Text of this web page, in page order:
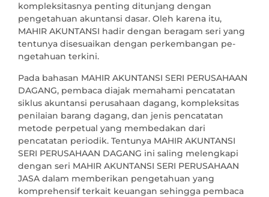
kompleksitasnya penting ditun­jang dengan
pengetahuan akuntansi dasar. Oleh karena itu,
MAHIR AKUNTANSI hadir dengan beragam seri yang
tentunya disesuaikan dengan perkembangan pe­
nge­tahuan terkini.
Pada bahasan MAHIR AKUNTANSI SERI PERUSAHAAN
DAGANG, pembaca diajak memahami pencatatan
siklus akuntansi perusahaan dagang, kompleksitas
penilaian barang dagang, dan jenis pencatatan
metode perpetual yang membedakan dari
pencatatan periodik. Tentunya MAHIR AKUNTANSI
SERI PERUSAHAAN DAGANG ini saling melengkapi
dengan seri MAHIR AKUNTANSI SERI PERUSAHAAN
JASA dalam memberikan pengetahuan yang
komprehensif terkait keuangan sehingga pembaca